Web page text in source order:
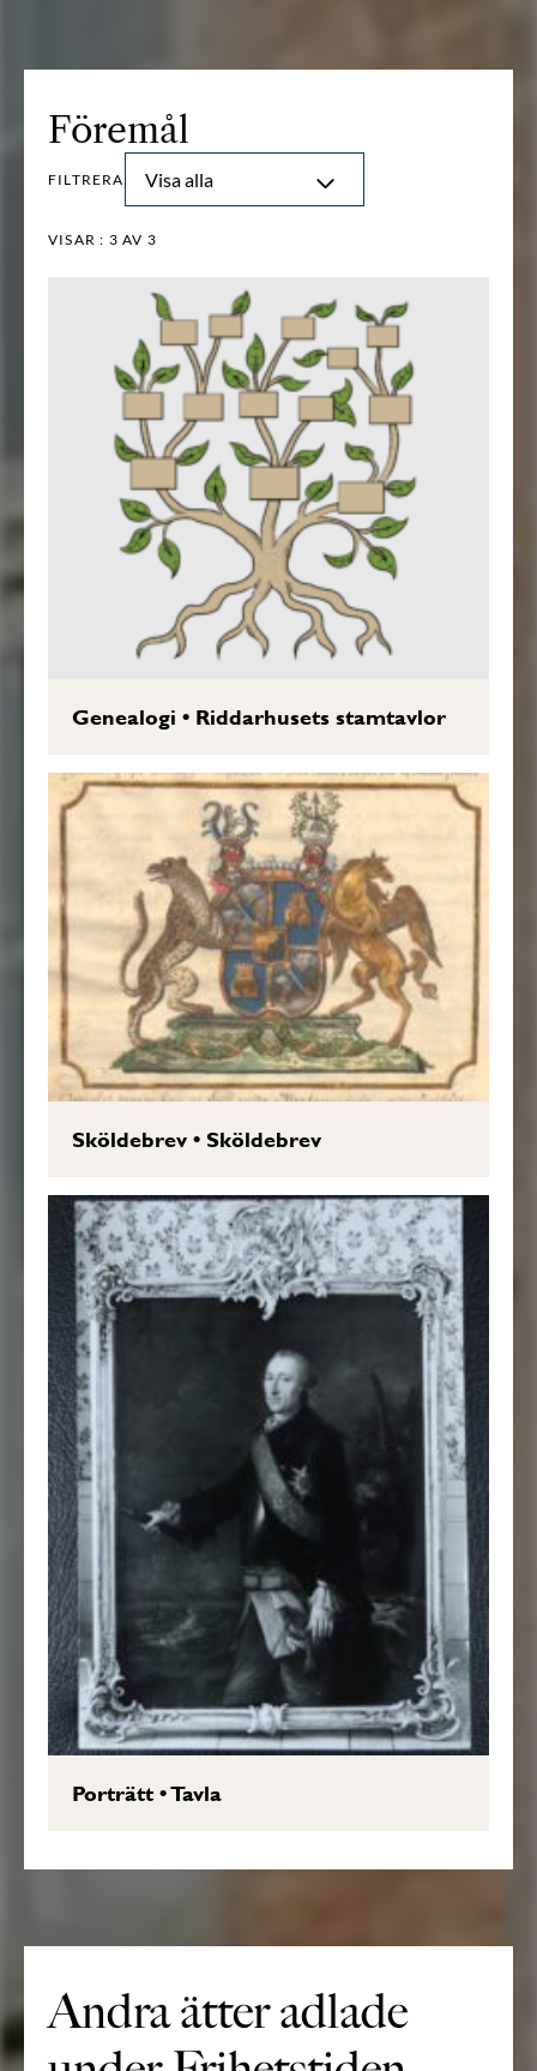
Föremål
FILTRERA Visa alla
VISAR : 3 AV 3
Genealogi • Riddarhusets stamtavlor
Sköldebrev•Sköldebrev
Porträtt•Tavla
Andra ätter adlade